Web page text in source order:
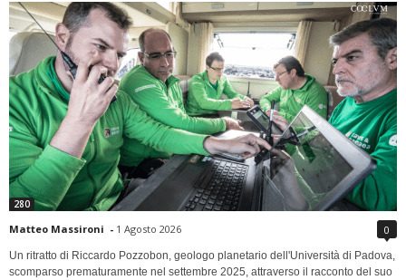
280
Matteo Massironi - 1 Agosto 2026 0
Un ritratto di Riccardo Pozzobon, geologo planetario dell'Università di Padova,
scomparso prematuramente nel settembre 2025, attraverso il racconto del suo